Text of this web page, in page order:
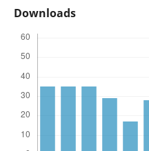
Downloads